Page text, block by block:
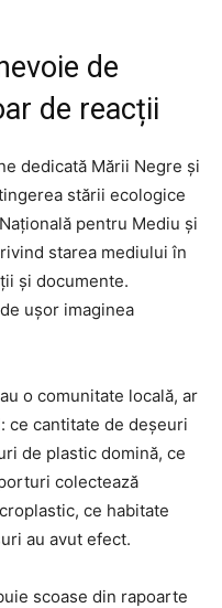
de
de reacții
dedicată Mării Negre și
stării ecologice
pentru Mediu și
starea mediului în
și documente.
ușor imaginea
o comunitate locală, ar
ce cantitate de deșeuri
de plastic domină, ce
colectează
ce habitate
au avut efect.
scoase din rapoarte